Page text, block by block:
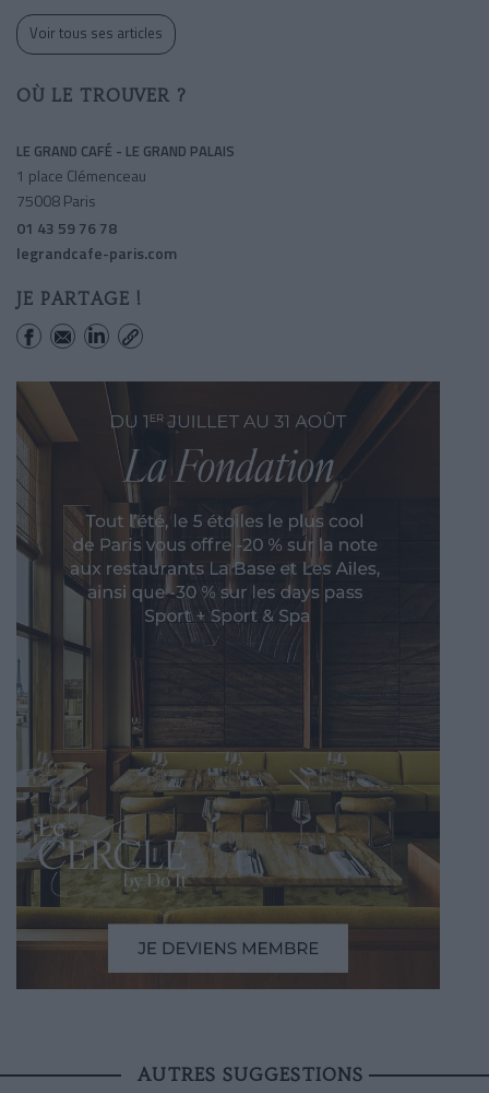
Voir tous ses articles
OÙ LE TROUVER ?
LE GRAND CAFÉ - LE GRAND PALAIS
1 place Clémenceau
75008 Paris
01 43 59 76 78
legrandcafe-paris.com
JE PARTAGE !
AUTRES SUGGESTIONS